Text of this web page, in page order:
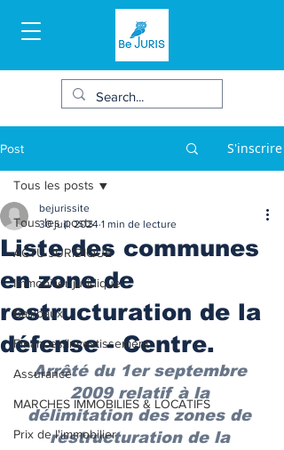
Post S'inscrire
Tous les posts
ACTU JURIDIQUE
Immobilier juridique
Bail/baux
Finances/Investissement
Assurance
MARCHES IMMOBILIES & LOCATIFS
Prix de l'immobilier
Tous les posts
Liste des communes
en zone de
restructuration de la
défense - Centre.
bejurissite
30 juil. 2024 1 min de lecture
Arrêté du 1er septembre
2009 relatif à la
délimitation des zones de
restructuration de la